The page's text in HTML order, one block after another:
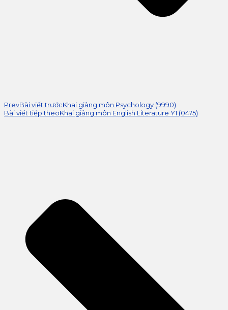
PrevBài viết trướcKhai giảng môn Psychology (9990)
Bài viết tiếp theoKhai giảng môn English Literature Y1 (0475)